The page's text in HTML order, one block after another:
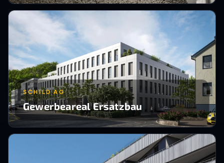
SCHILD AG
Gewerbeareal Ersatzbau